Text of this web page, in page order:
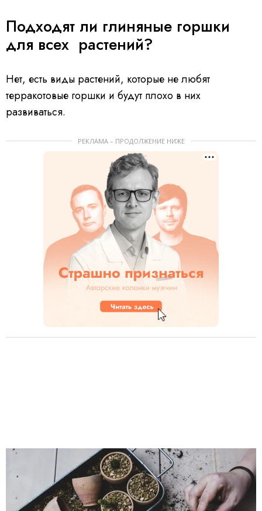
Подходят ли глиняные горшки
для всех растений?
Нет, есть виды растений, которые не любят
терракотовые горшки и будут плохо в них
развиваться.
РЕКЛАМА – ПРОДОЛЖЕНИЕ НИЖЕ